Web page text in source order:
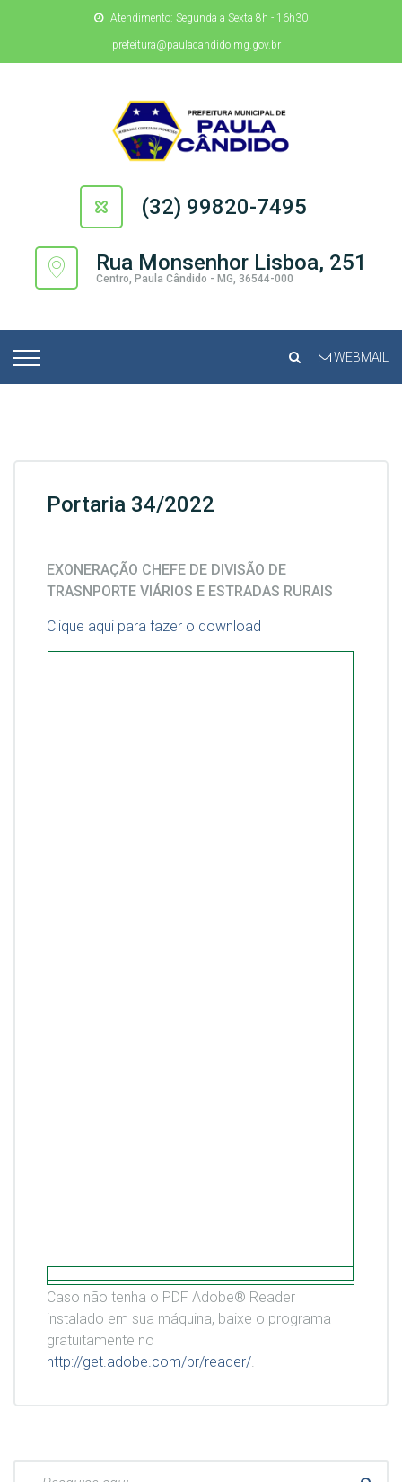
Atendimento: Segunda a Sexta 8h - 16h30
prefeitura@paulacandido.mg.gov.br
(32) 99820-7495
Rua Monsenhor Lisboa, 251
Centro, Paula Cândido - MG, 36544-000
WEBMAIL
Portaria 34/2022
EXONERAÇÃO CHEFE DE DIVISÃO DE
TRASNPORTE VIÁRIOS E ESTRADAS RURAIS
Clique aqui para fazer o download
Caso não tenha o PDF Adobe® Reader
instalado em sua máquina, baixe o programa
gratuitamente no
http://get.adobe.com/br/reader/.